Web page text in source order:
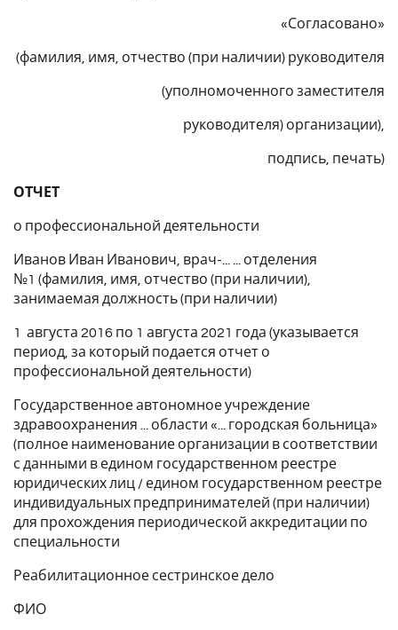
«Согласовано»
(фамилия, имя, отчество (при наличии) руководителя
(уполномоченного заместителя
руководителя) организации),
подпись, печать)
ОТЧЕТ
о профессиональной деятельности
Иванов Иван Иванович, врач-... ... отделения
№1 (фамилия, имя, отчество (при наличии),
занимаемая должность (при наличии)
1 августа 2016 по 1 августа 2021 года (указывается
период, за который подается отчет о
профессиональной деятельности)
Государственное автономное учреждение
здравоохранения ... области «... городская больница»
(полное наименование организации в соответствии
с данными в едином государственном реестре
юридических лиц / едином государственном реестре
индивидуальных предпринимателей (при наличии)
для прохождения периодической аккредитации по
специальности
Реабилитационное сестринское дело
ФИО